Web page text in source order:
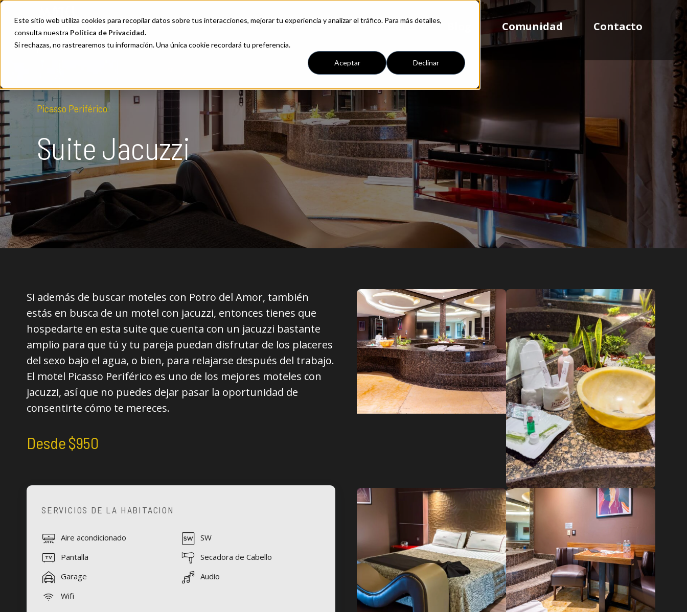
Este sitio web utiliza cookies para recopilar datos sobre tus interacciones, mejorar tu experiencia y analizar el tráfico. Para más detalles,
consulta nuestra Política de Privacidad.
Si rechazas, no rastrearemos tu información. Una única cookie recordará tu preferencia.
Aceptar Declinar
Moteles Comunidad Contacto
Picasso Periférico
Suite Jacuzzi
Si además de buscar moteles con Potro del Amor, también
estás en busca de un motel con jacuzzi, entonces tienes que
hospedarte en esta suite que cuenta con un jacuzzi bastante
amplio para que tú y tu pareja puedan disfrutar de los placeres
del sexo bajo el agua, o bien, para relajarse después del trabajo.
El motel Picasso Periférico es uno de los mejores moteles con
jacuzzi, así que no puedes dejar pasar la oportunidad de
consentirte cómo te mereces.
Desde $950
SERVICIOS DE LA HABITACION
Aire acondicionado
SW
Pantalla
Secadora de Cabello
Garage
Audio
Wifi